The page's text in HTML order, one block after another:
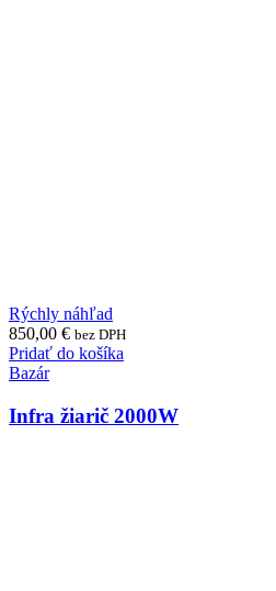
Rýchly náhľad
850,00 € bez DPH
Pridať do košíka
Bazár
Infra žiarič 2000W